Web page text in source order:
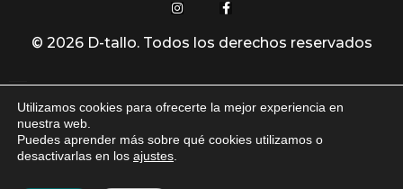
© 2026 D-tallo. Todos los derechos reservados
Aviso Legal
Utilizamos cookies para ofrecerte la mejor experiencia en
nuestra web.
Puedes aprender más sobre qué cookies utilizamos o
desactivarlas en los ajustes